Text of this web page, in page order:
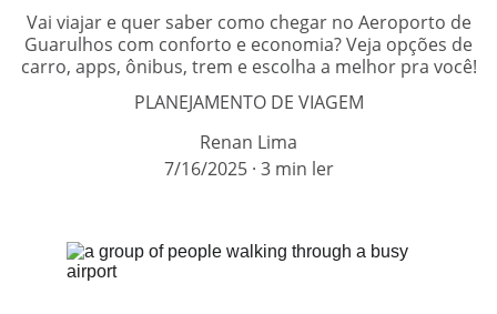
Vai viajar e quer saber como chegar no Aeroporto de
Guarulhos com conforto e economia? Veja opções de
carro, apps, ônibus, trem e escolha a melhor pra você!
PLANEJAMENTO DE VIAGEM
Renan Lima
7/16/2025 3 min ler